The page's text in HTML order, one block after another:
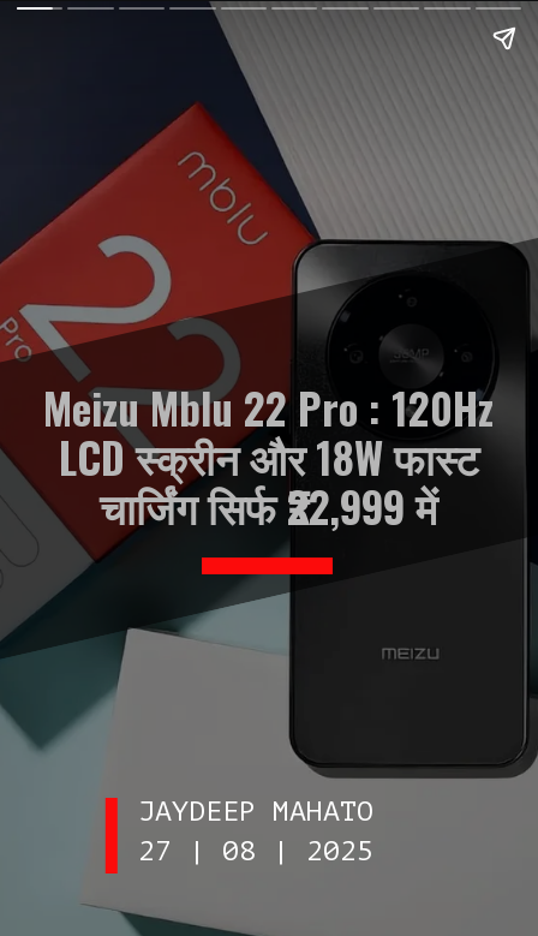
JAYDEEP MAHATO
27 | 08 | 2025
Meizu Mblu 22 Pro : 120Hz
LCD स्क्रीन और 18W फास्ट
चार्जिंग सिर्फ ₹22,999 में